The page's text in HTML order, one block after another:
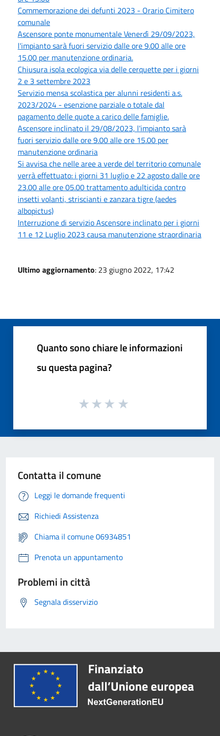
Commemorazione dei defunti 2023 - Orario Cimitero
comunale
Ascensore ponte monumentale Venerdì 29/09/2023,
l'impianto sarà fuori servizio dalle ore 9.00 alle ore
15.00 per manutenzione ordinaria.
Chiusura isola ecologica via delle cerquette per i giorni
2 e 3 settembre 2023
Servizio mensa scolastica per alunni residenti a.s.
2023/2024 - esenzione parziale o totale dal
pagamento delle quote a carico delle famiglie.
Ascensore inclinato il 29/08/2023, l'impianto sarà
fuori servizio dalle ore 9.00 alle ore 15.00 per
manutenzione ordinaria
Si avvisa che nelle aree a verde del territorio comunale
verrà effettuato: i giorni 31 luglio e 22 agosto dalle ore
23.00 alle ore 05.00 trattamento adulticida contro
insetti volanti, striscianti e zanzara tigre (aedes
albopictus)
Interruzione di servizio Ascensore inclinato per i giorni
11 e 12 Luglio 2023 causa manutenzione straordinaria
Ultimo aggiornamento: 23 giugno 2022, 17:42
Quanto sono chiare le informazioni
su questa pagina?
Contatta il comune
Leggi le domande frequenti
Richiedi Assistenza
Chiama il comune 06934851
Prenota un appuntamento
Problemi in città
Segnala disservizio